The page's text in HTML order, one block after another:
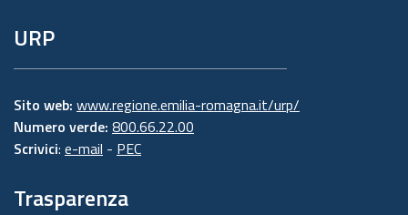
URP
Sito web: www.regione.emilia-romagna.it/urp/
Numero verde: 800.66.22.00
Scrivici: e-mail - PEC
Trasparenza